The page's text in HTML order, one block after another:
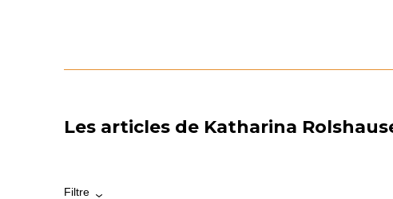
Les articles de Katharina
Filtre